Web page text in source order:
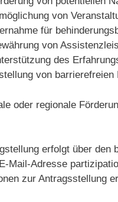
von
für
von
des
von
oder regionale
erfolgt über den
Mail-Adresse
zur Antragsstellung